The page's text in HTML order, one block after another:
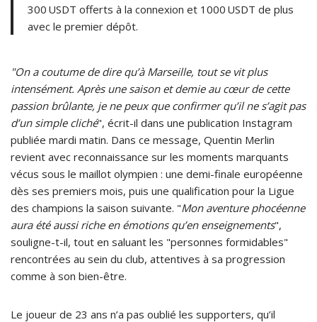
300 USDT offerts à la connexion et 1000 USDT de plus
avec le premier dépôt.
"On a coutume de dire qu’à Marseille, tout se vit plus
intensément. Après une saison et demie au cœur de cette
passion brûlante, je ne peux que confirmer qu’il ne s’agit pas
d’un simple cliché", écrit-il dans une publication Instagram
publiée mardi matin. Dans ce message, Quentin Merlin
revient avec reconnaissance sur les moments marquants
vécus sous le maillot olympien : une demi-finale européenne
dès ses premiers mois, puis une qualification pour la Ligue
des champions la saison suivante. "Mon aventure phocéenne
aura été aussi riche en émotions qu’en enseignements",
souligne-t-il, tout en saluant les "personnes formidables"
rencontrées au sein du club, attentives à sa progression
comme à son bien-être.
Le joueur de 23 ans n’a pas oublié les supporters, qu’il